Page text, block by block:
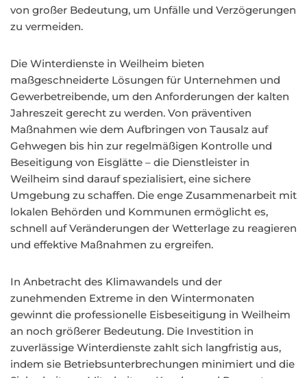
von großer Bedeutung, um Unfälle und Verzögerungen
zu vermeiden.
Die Winterdienste in Weilheim bieten
maßgeschneiderte Lösungen für Unternehmen und
Gewerbetreibende, um den Anforderungen der kalten
Jahreszeit gerecht zu werden. Von präventiven
Maßnahmen wie dem Aufbringen von Tausalz auf
Gehwegen bis hin zur regelmäßigen Kontrolle und
Beseitigung von Eisglätte – die Dienstleister in
Weilheim sind darauf spezialisiert, eine sichere
Umgebung zu schaffen. Die enge Zusammenarbeit mit
lokalen Behörden und Kommunen ermöglicht es,
schnell auf Veränderungen der Wetterlage zu reagieren
und effektive Maßnahmen zu ergreifen.
In Anbetracht des Klimawandels und der
zunehmenden Extreme in den Wintermonaten
gewinnt die professionelle Eisbeseitigung in Weilheim
an noch größerer Bedeutung. Die Investition in
zuverlässige Winterdienste zahlt sich langfristig aus,
indem sie Betriebsunterbrechungen minimiert und die